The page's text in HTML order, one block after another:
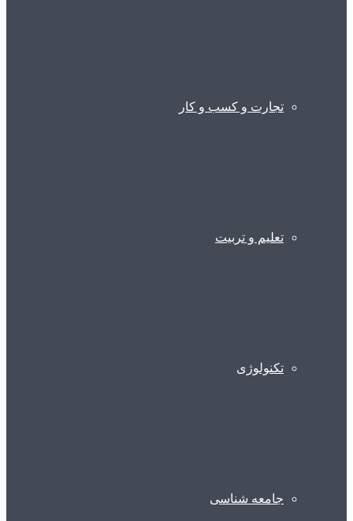
تجارت و کسب و کار
تعلیم و تربیت
تکنولوژی
جامعه شناسی